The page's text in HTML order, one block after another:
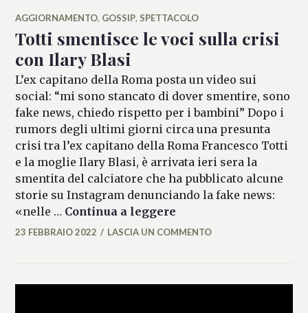
AGGIORNAMENTO, GOSSIP, SPETTACOLO
Totti smentisce le voci sulla crisi
con Ilary Blasi
L’ex capitano della Roma posta un video sui
social: “mi sono stancato di dover smentire, sono
fake news, chiedo rispetto per i bambini” Dopo i
rumors degli ultimi giorni circa una presunta
crisi tra l’ex capitano della Roma Francesco Totti
e la moglie Ilary Blasi, è arrivata ieri sera la
smentita del calciatore che ha pubblicato alcune
storie su Instagram denunciando la fake news:
«nelle … Continua a leggere
MICAELA
23 FEBBRAIO 2022 LASCIA UN COMMENTO